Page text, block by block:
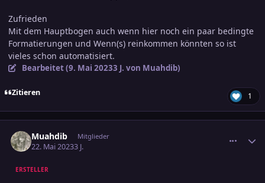
Zufrieden
Mit dem Hauptbogen auch wenn hier noch ein paar bedingte
Formatierungen und Wenn(s) reinkommen könnten so ist
vieles schon automatisiert.
Bearbeitet (9. Mai 20233 J. von Muahdib)
Zitieren 1
Muahdib Mitglieder
22. Mai 20233 J.
ERSTELLER